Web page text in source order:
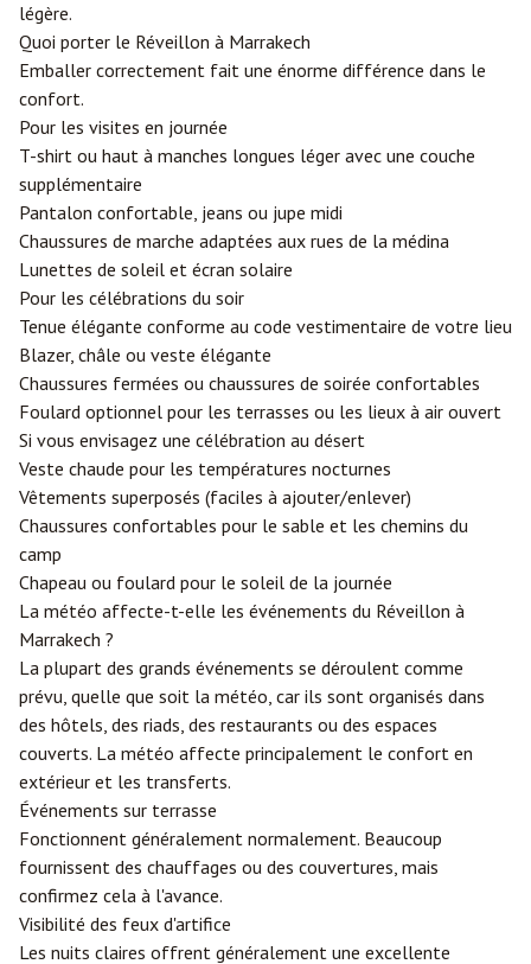
légère.
Quoi porter le Réveillon à Marrakech
Emballer correctement fait une énorme différence dans le
confort.
Pour les visites en journée
T-shirt ou haut à manches longues léger avec une couche
supplémentaire
Pantalon confortable, jeans ou jupe midi
Chaussures de marche adaptées aux rues de la médina
Lunettes de soleil et écran solaire
Pour les célébrations du soir
Tenue élégante conforme au code vestimentaire de votre lieu
Blazer, châle ou veste élégante
Chaussures fermées ou chaussures de soirée confortables
Foulard optionnel pour les terrasses ou les lieux à air ouvert
Si vous envisagez une célébration au désert
Veste chaude pour les températures nocturnes
Vêtements superposés (faciles à ajouter/enlever)
Chaussures confortables pour le sable et les chemins du
camp
Chapeau ou foulard pour le soleil de la journée
La météo affecte-t-elle les événements du Réveillon à
Marrakech ?
La plupart des grands événements se déroulent comme
prévu, quelle que soit la météo, car ils sont organisés dans
des hôtels, des riads, des restaurants ou des espaces
couverts. La météo affecte principalement le confort en
extérieur et les transferts.
Événements sur terrasse
Fonctionnent généralement normalement. Beaucoup
fournissent des chauffages ou des couvertures, mais
confirmez cela à l'avance.
Visibilité des feux d'artifice
Les nuits claires offrent généralement une excellente